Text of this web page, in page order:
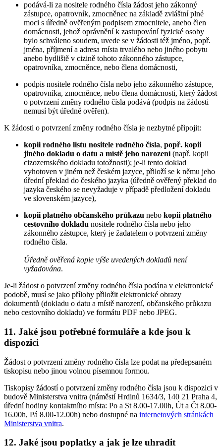
podává-li za nositele rodného čísla žádost jeho zákonný
zástupce, opatrovník, zmocněnec na základě zvláštní plné
moci s úředně ověřeným podpisem zmocnitele, anebo člen
domácnosti, jehož oprávnění k zastupování fyzické osoby
bylo schváleno soudem, uvede se v žádosti též jméno, popř.
jména, příjmení a adresa místa trvalého nebo jiného pobytu
anebo bydliště v cizině tohoto zákonného zástupce,
opatrovníka, zmocněnce, nebo člena domácnosti,
podpis nositele rodného čísla nebo jeho zákonného zástupce,
opatrovníka, zmocněnce, nebo člena domácnosti, který žádost
o potvrzení změny rodného čísla podává (podpis na žádosti
nemusí být úředně ověřen).
K žádosti o potvrzení změny rodného čísla je nezbytné připojit:
kopii rodného listu nositele rodného čísla, popř. kopii
jiného dokladu o datu a místě jeho narození(např. kopii
cizozemského dokladu totožnosti); je-li tento doklad
vyhotoven v jiném než českém jazyce, přiloží se k němu jeho
úřední překlad do českého jazyka (úředně ověřený překlad do
jazyka českého se nevyžaduje v případě předložení dokladu
ve slovenském jazyce),
kopii platného občanského průkazu nebo kopii platného
cestovního dokladu nositele rodného čísla nebo jeho
zákonného zástupce, který je žadatelem o potvrzení změny
rodného čísla.
Úředně ověřená kopie výše uvedených dokladů není
vyžadována.
Je-li žádost o potvrzení změny rodného čísla podána v elektronické
podobě, musí se jako přílohy přiložit elektronické obrazy
dokumentů (dokladu o datu a místě narození, občanského průkazu
nebo cestovního dokladu) ve formátu PDF nebo JPEG.
11. Jaké jsou potřebné formuláře a kde jsou k
dispozici
Žádost o potvrzení změny rodného čísla lze podat na předepsaném
tiskopisu nebo jinou volnou písemnou formou.
Tiskopisy žádostí o potvrzení změny rodného čísla jsou k dispozici v
budově Ministerstva vnitra (náměstí Hrdinů 1634/3, 140 21 Praha 4,
úřední hodiny kontaktního místa: Po a St 8.00-17.00h, Út a Čt 8.00-
16.00h, Pá 8.00-12.00h) nebo dostupné na internetových stránkách
Ministerstva vnitra.
12. Jaké jsou poplatky a jak je lze uhradit